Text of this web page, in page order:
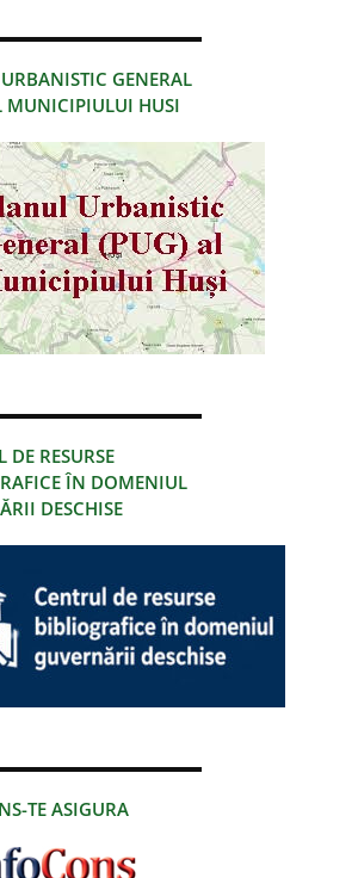
GENERAL
MUNICIPIULUI HUSI
DE RESURSE
ÎN DOMENIUL
DESCHISE
TE ASIGURA